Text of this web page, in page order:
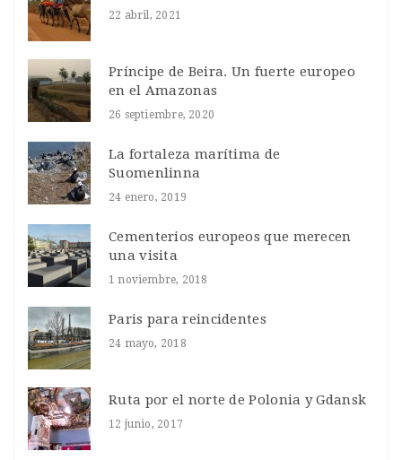
22 abril, 2021
Príncipe de Beira. Un fuerte europeo
en el Amazonas
26 septiembre, 2020
La fortaleza marítima de
Suomenlinna
24 enero, 2019
Cementerios europeos que merecen
una visita
1 noviembre, 2018
Paris para reincidentes
24 mayo, 2018
Ruta por el norte de Polonia y Gdansk
12 junio, 2017